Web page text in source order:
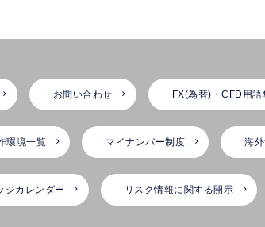
お問い合わせ FX(為替)・CFD用語
環境一覧 マイナンバー制度 海
ジカレンダー リスク情報に関する開示